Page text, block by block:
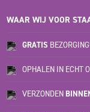
WAAR WIJ VOOR
GRATIS
OPHALEN IN ECHT
VERZONDEN